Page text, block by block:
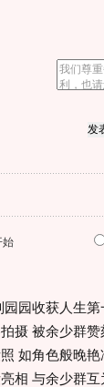
始
园园收获人生第
摄 被余少群赞
如角色般晚艳
相 与余少群互